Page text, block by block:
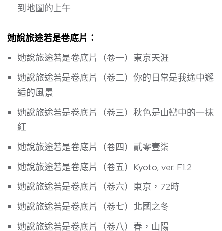
到地圖的上午
她說旅途若是卷底片：
她說旅途若是卷底片（卷一）東京天涯
她說旅途若是卷底片（卷二）你的日常是我途中邂
逅的風景
她說旅途若是卷底片（卷三）秋色是山巒中的一抹
紅
她說旅途若是卷底片（卷四）貳零壹柒
她說旅途若是卷底片（卷五）Kyoto, ver. F1.2
她說旅途若是卷底片（卷六）東京，72時
她說旅途若是卷底片（卷七）北國之冬
她說旅途若是卷底片（卷八）春，山陽